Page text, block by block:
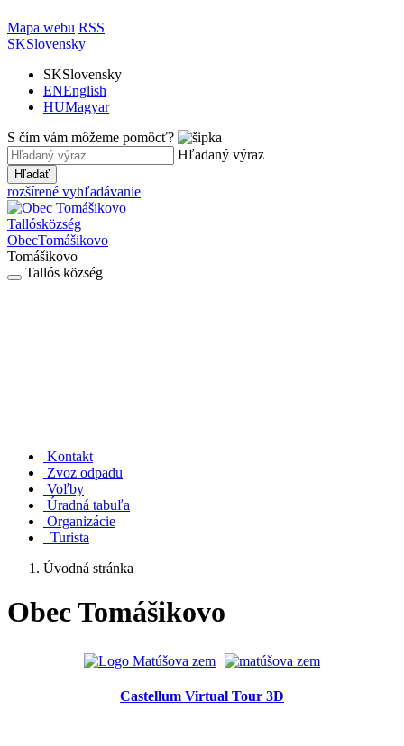
Mapa webu RSS
SKSlovensky
SKSlovensky
ENEnglish
HUMagyar
S čím vám môžeme pomôcť?
Hľadaný výraz
Hľadať
rozšírené vyhľadávanie
Tallósközség
ObecTomášikovo
Tomášikovo
Tallós község
Kontakt
Zvoz odpadu
Voľby
Úradná tabuľa
Organizácie
Turista
Úvodná stránka
Obec Tomášikovo
Castellum Virtual Tour 3D